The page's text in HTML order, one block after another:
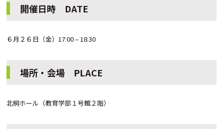
開催日時 DATE
６月２６日（金）17:00 – 18:30
場所・会場 PLACE
北桐ホール（教育学部１号館２階）